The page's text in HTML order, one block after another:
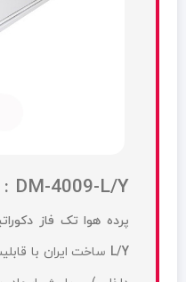
DM-4009-L/Y :
L/Y ساخت ایران با